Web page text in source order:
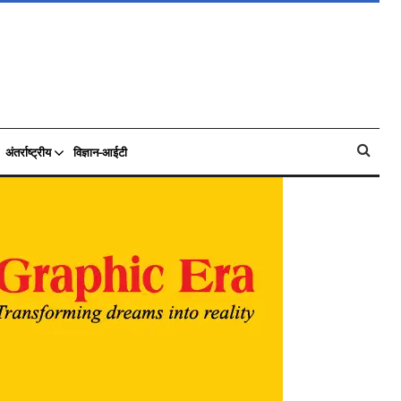
अंतर्राष्ट्रीय विज्ञान-आईटी